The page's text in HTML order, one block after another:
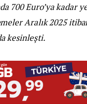
700 Euro’ya
Aralık 2025
kesinleşti.